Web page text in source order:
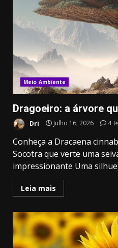
Meio Ambiente
Dragoeiro: a árvore
Dri Julho 16, 2026 4
Conheça a Dracaena
Socotra que verte uma
impressionante Uma
Leia mais